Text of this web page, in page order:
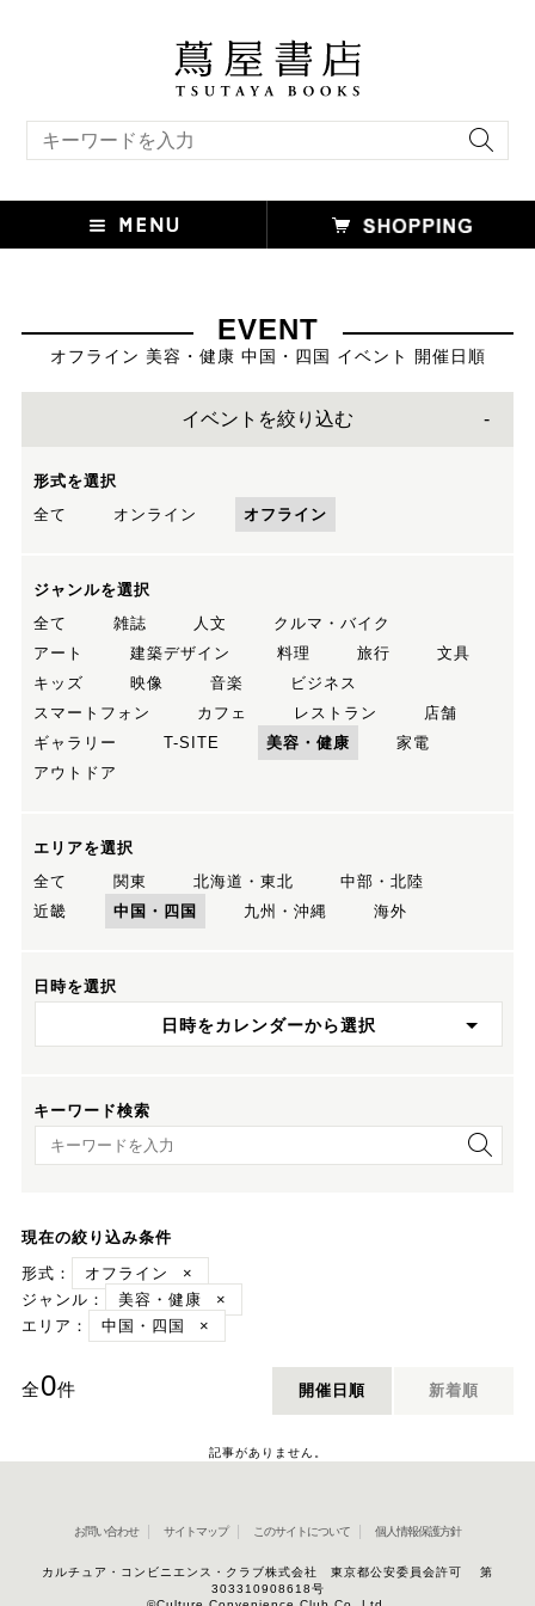
EVENT
オフライン 美容・健康 中国・四国 イベント 開催日順
イベントを絞り込む
形式を選択
全て
オンライン オフライン
ジャンルを選択
全て
雑誌 人文
クルマ・バイク
アート
建築デザイン 料理 旅行
文具
キッズ
映像 音楽
ビジネス
スマートフォン
カフェ レストラン
店舗
ギャラリー
T-SITE 美容・健康
家電
アウトドア
エリアを選択
全て
関東 北海道・東北
中部・北陸
近畿
中国・四国 九州・沖縄 海外
日時を選択
日時をカレンダーから選択
キーワード検索
キーワード検索
現在の絞り込み条件
形式：
オフライン
×
ジャンル：
美容・健康
×
エリア：
中国・四国 ×
全0件 開催日順 新着順
記事がありません。
お問い合わせ サイトマップ このサイトについて 個人情報保護方針
カルチュア・コンビニエンス・クラブ株式会社 東京都公安委員会許可 第
303310908618号